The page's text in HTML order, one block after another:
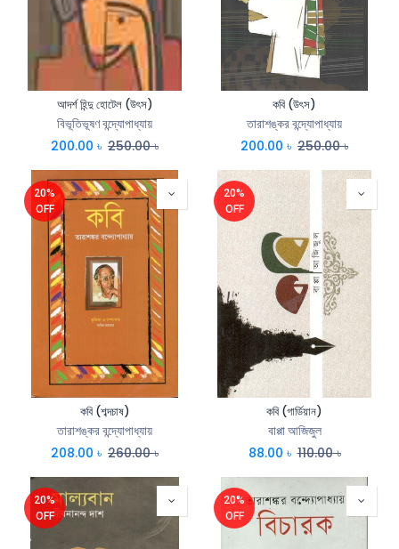
আদর্শ হিন্দু হোটেল (উৎস)
বিভূতিভূষণ বন্দ্যোপাধ্যায়
200.00 ৳ 250.00৳
কবি (উৎস)
তারাশঙ্কর বন্দ্যোপাধ্যায়
200.00 ৳ 250.00৳
20%
OFF
কবি (শব্দচাষ)
তারাশঙ্কর বন্দ্যোপাধ্যায়
208.00 ৳ 260.00৳
20%
OFF
কবি (গার্ডিয়ান)
বাপ্পা আজিজুল
88.00 ৳ 110.00৳
20%
OFF
20%
OFF